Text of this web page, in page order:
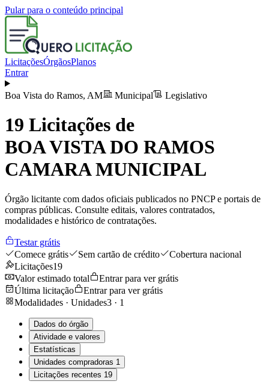
Pular para o conteúdo principal
LicitaçõesÓrgãosPlanos
Entrar
Boa Vista do Ramos, AM Municipal Legislativo
19 Licitações de
BOA VISTA DO RAMOS
CAMARA MUNICIPAL
Órgão licitante com dados oficiais publicados no PNCP e portais de
compras públicas. Consulte editais, valores contratados,
modalidades e histórico de contratações.
Testar grátis
Comece grátis
Sem cartão de crédito
Cobertura nacional
Licitações19
Valor estimado total
Entrar para ver grátis
Última licitação
Entrar para ver grátis
Modalidades · Unidades3 · 1
Dados do órgão
Atividade e valores
Estatísticas
Unidades compradoras 1
Licitações recentes 19